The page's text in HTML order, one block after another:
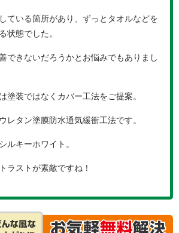
ている箇所があり、ずっとタオルなどを
状態でした。
できないだろうかとお悩みでもありまし
塗装ではなくカバー工法をご提案。
レタン塗膜防水通気緩衝工法です。
ルキーホワイト。
ラストが素敵ですね！